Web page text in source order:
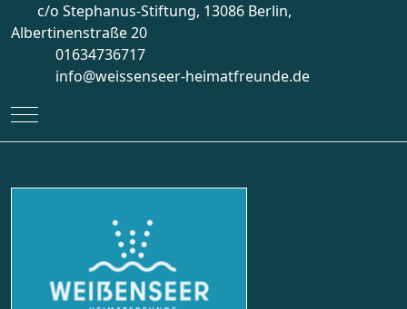
c/o Stephanus-Stiftung, 13086 Berlin,
Albertinenstraße 20
01634736717
info@weissenseer-heimatfreunde.de
Mobile Menu Toggle